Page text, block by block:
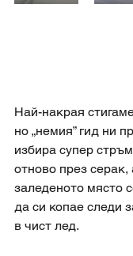
Най-накрая
но „немия” гид ни
избира супер
отново през серак,
заледеното място
да си копае следи
в чист лед.